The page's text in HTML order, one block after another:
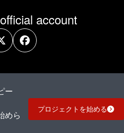
account
ー
めら
プロジェクトを始める